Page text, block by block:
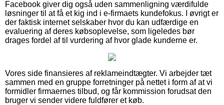
Facebook giver dig også uden sammenligning værdifulde
løsninger til at få et kig ind i e-firmaets kundefokus. I øvrigt er
der faktisk internet selskaber hvor du kan udfærdige en
evaluering af deres købsoplevelse, som ligeledes bør
drages fordel af til vurdering af hvor glade kunderne er.
Vores side finansieres af reklameindtægter. Vi arbejder tæt
sammen med en gruppe forretninger på nettet i form af at vi
formidler firmaernes tilbud, og får kommission forudsat den
bruger vi sender videre fuldfører et køb.